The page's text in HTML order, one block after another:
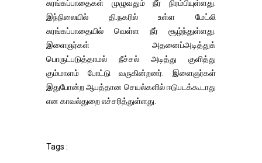
சுரங்கப்பாதைகள் முழுவதும் நீர் நிரம்பியுள்ளது.
இந்நிலையில் தி.நகரில் உள்ள மேட்லி
சுரங்கப்பாதையில் வெள்ள நீர் சூழ்ந்துள்ளது.
இளைஞர்கள் அதனைப்அடித்துக்
பொருட்படுத்தாமல் நீச்சல் அடித்து குளித்து
கும்மாளம் போட்டு வருகின்றனர். இளைஞர்கள்
இதுபோன்ற ஆபத்தான செயல்களில் ஈடுபடக்கூடாது
என காவல்துறை எச்சரித்துள்ளது.
Tags :